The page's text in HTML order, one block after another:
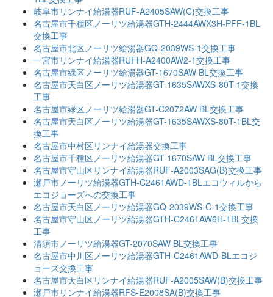
岐阜市リンナイ給湯器RUF-A2405SAW(C)交換工事
名古屋市千種区ノーリツ給湯器GTH-2444AWX3H-PFF-1BL
交換工事
名古屋市北区ノーリツ給湯器GQ-2039WS-1交換工事
一宮市リンナイ給湯器RUFH-A2400AW2-1交換工事
名古屋市緑区ノーリツ給湯器GT-1670SAW BL交換工事
名古屋市天白区ノーリツ給湯器GT-1635SAWXS-80T-1交換
工事
名古屋市緑区ノーリツ給湯器GT-C2072AW BL交換工事
名古屋市天白区ノーリツ給湯器GT-1635SAWXS-80T-1BL交
換工事
名古屋市中村区リンナイ給湯器交換工事
名古屋市千種区ノーリツ給湯器GT-1670SAW BL交換工事
名古屋市守山区リンナイ給湯器RUF-A2003SAG(B)交換工事
瀬戸市ノーリツ給湯器GTH-C2461AWD-1BLエコウィルから
エコジョーズへの交換工事
名古屋市天白区ノーリツ給湯器GQ-2039WS-C-1交換工事
名古屋市守山区ノーリツ給湯器GTH-C2461AW6H-1BL交換
工事
清須市ノーリツ給湯器GT-2070SAW BL交換工事
名古屋市中川区ノーリツ給湯器GTH-C2461AWD-BLエコジ
ョーズ交換工事
名古屋市天白区リンナイ給湯器RUF-A2005SAW(B)交換工事
瀬戸市リンナイ給湯器RFS-E2008SA(B)交換工事